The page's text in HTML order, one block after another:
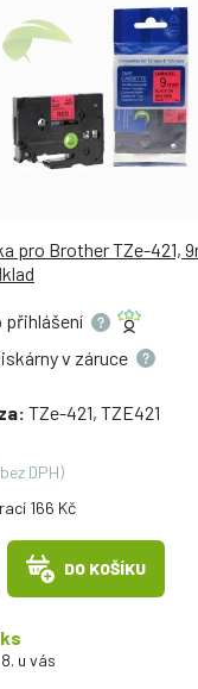
pro Brother TZe-421,
přihlášení
v záruce
TZe-421, TZE421
DPH)
166 Kč
DO KOŠÍKU
u vás